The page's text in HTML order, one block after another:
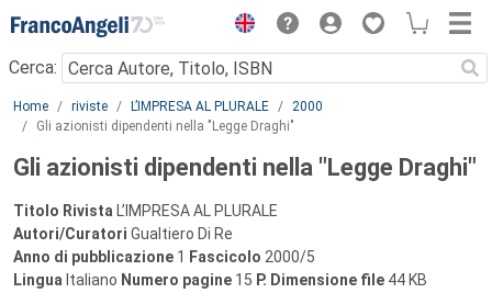
Menu
Cerca:
Main content
Home riviste L’IMPRESA AL PLURALE
2000
Gli azionisti dipendenti nella "Legge Draghi"
Gli azionisti dipendenti nella "Legge Draghi"
Titolo Rivista L’IMPRESA AL PLURALE
Autori/Curatori Gualtiero Di Re
Anno di pubblicazione 1 Fascicolo 2000/5
Lingua Italiano Numero pagine 15 P. Dimensione file 44 KB